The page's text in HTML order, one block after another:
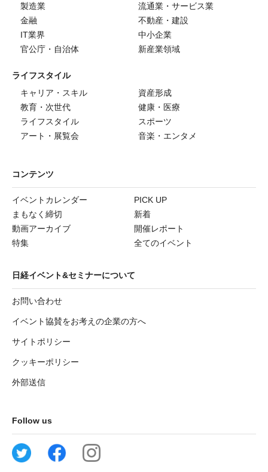
製造業
流通業・サービス業
金融
不動産・建設
IT業界
中小企業
官公庁・自治体
新産業領域
ライフスタイル
キャリア・スキル
資産形成
教育・次世代
健康・医療
ライフスタイル
スポーツ
アート・展覧会
音楽・エンタメ
コンテンツ
イベントカレンダー
PICK UP
まもなく締切
新着
動画アーカイブ
開催レポート
特集
全てのイベント
日経イベント&セミナーについて
お問い合わせ
イベント協賛をお考えの企業の方へ
サイトポリシー
クッキーポリシー
外部送信
Follow us